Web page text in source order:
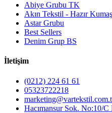
Abiye Grubu TK
Akın Tekstil - Hazır
Astar Grubu
Best Sellers
Denim Grup BS
İletişim
(0212) 224 61 61
05323722218
Hacımansur Sok. No:10/C